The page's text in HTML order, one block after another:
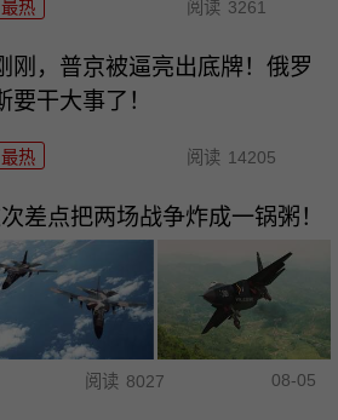
最热 阅读 3261
刚，普京被逼亮出底牌！俄罗
要干大事了！
最热 阅读 14205
差点把两场战争炸成一锅粥！
阅读 8027 08-05